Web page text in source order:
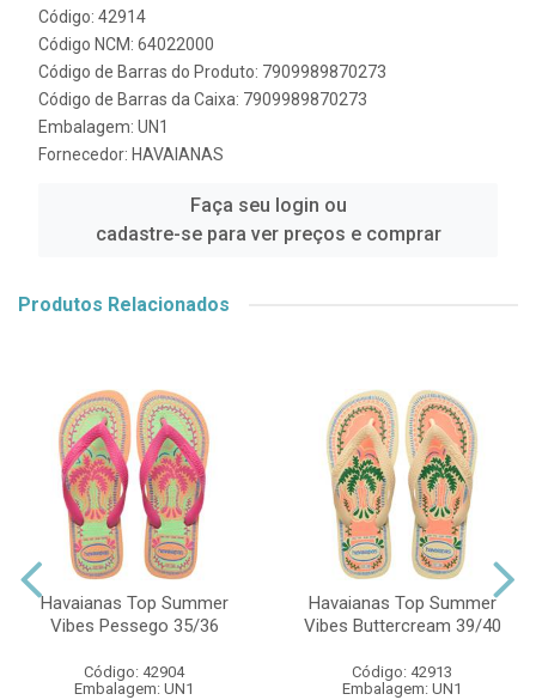
Código: 42914
Código NCM: 64022000
Código de Barras do Produto: 7909989870273
Código de Barras da Caixa: 7909989870273
Embalagem: UN1
Fornecedor: HAVAIANAS
Faça seu login ou
cadastre-se para ver preços e comprar
Produtos Relacionados
Havaianas Top Summer
Vibes Pessego 35/36
Código: 42904
Embalagem: UN1
Havaianas Top Summer
Vibes Buttercream 39/40
Código: 42913
Embalagem: UN1